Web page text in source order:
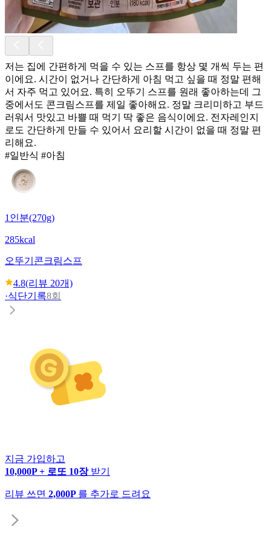
저는 집에 간편하게 먹을 수 있는 스프를 항상 몇 개씩 두는 편
이에요. 시간이 없거나 간단하게 아침 먹고 싶을 때 정말 편해
서 자주 먹고 있어요. 특히 오뚜기 스프를 원래 좋아하는데 그
중에서도 콘크림스프를 제일 좋아해요. 정말 크리미하고 부드
러워서 맛있고 바쁠 때 먹기 딱 좋은 음식이에요. 전자레인지
로도 간단하게 만들 수 있어서 요리할 시간이 없을 때 정말 편
리해요.
#일반식 #아침
1인분(270g)
285kcal
오뚜기 콘크림스프
4.8(리뷰 20개)
·식단기록8회
지금 가입하고
10,000P + 로또 10장 받기
리뷰 쓰면 2,000P 를 추가로 드려요